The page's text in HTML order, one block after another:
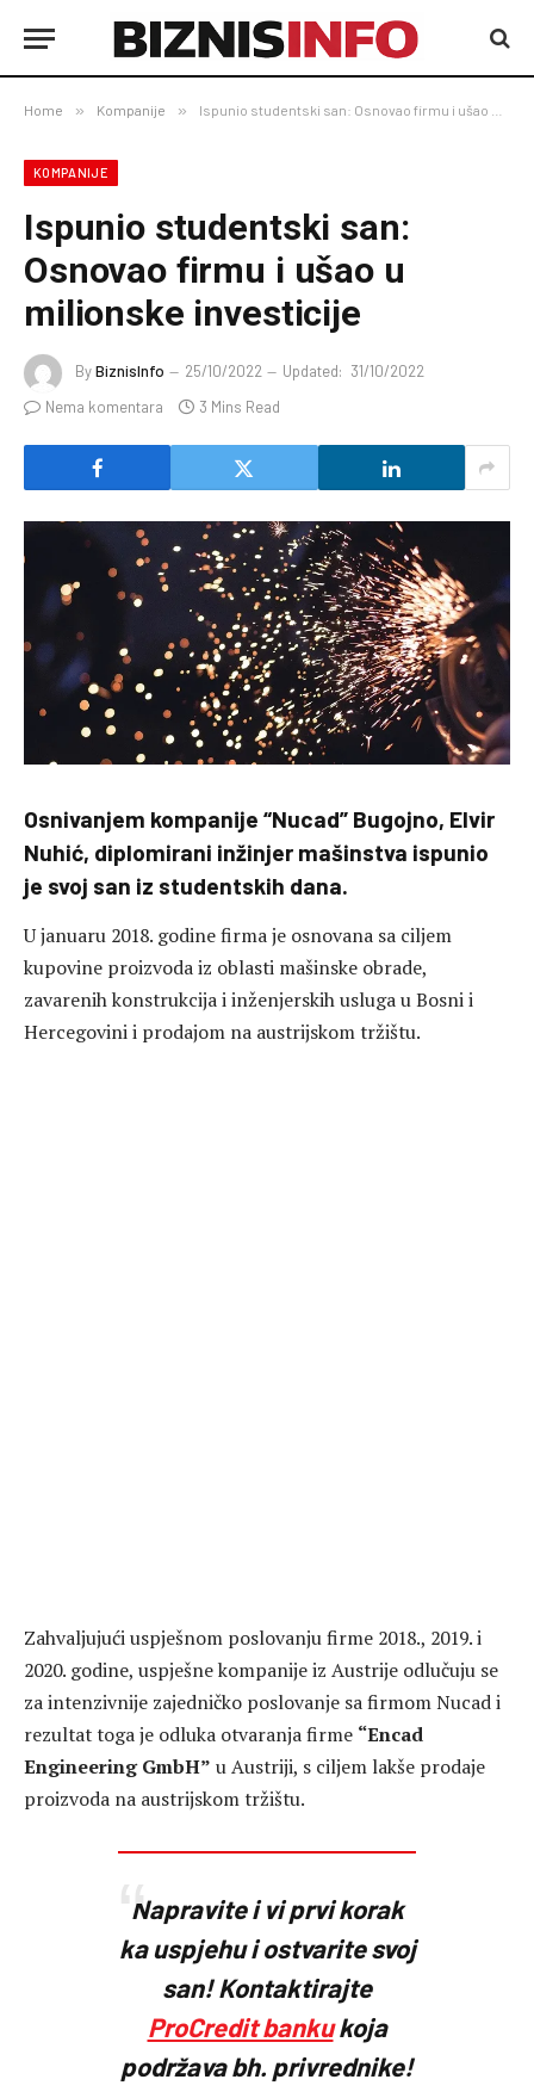
Home » Kompanije » Ispunio studentski san: Osnovao firmu i ušao u milionske investicije
KOMPANIJE
Ispunio studentski san:
Osnovao firmu i ušao u
milionske investicije
ByBiznisInfo 25/10/2022 Updated: 31/10/2022
Nema komentara
3 Mins Read
Osnivanjem kompanije “Nucad” Bugojno, Elvir
Nuhić, diplomirani inžinjer mašinstva ispunio
je svoj san iz studentskih dana.
U januaru 2018. godine firma je osnovana sa ciljem
kupovine proizvoda iz oblasti mašinske obrade,
zavarenih konstrukcija i inženjerskih usluga u Bosni i
Hercegovini i prodajom na austrijskom tržištu.
Zahvaljujući uspješnom poslovanju firme 2018., 2019. i
2020. godine, uspješne kompanije iz Austrije odlučuju se
za intenzivnije zajedničko poslovanje sa firmom Nucad i
rezultat toga je odluka otvaranja firme “Encad
Engineering GmbH” u Austriji, s ciljem lakše prodaje
proizvoda na austrijskom tržištu.
Napravite i vi prvi korak
ka uspjehu i ostvarite svoj
san! Kontaktirajte
ProCredit bankukoja
podržava bh. privrednike!